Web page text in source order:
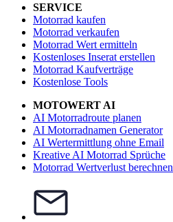
SERVICE
Motorrad kaufen
Motorrad verkaufen
Motorrad Wert ermitteln
Kostenloses Inserat erstellen
Motorrad Kaufverträge
Kostenlose Tools
MOTOWERT AI
AI Motorradroute planen
AI Motorradnamen Generator
AI Wertermittlung ohne Email
Kreative AI Motorrad Sprüche
Motorrad Wertverlust berechnen